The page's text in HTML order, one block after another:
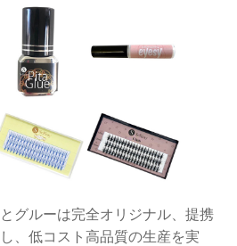
グルーは完全オリジナル、提携
、低コスト高品質の生産を実